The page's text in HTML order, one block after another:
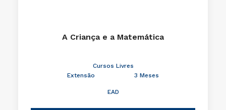
A Criança e a Matemática
Cursos Livres
Extensão
3 Meses
EAD